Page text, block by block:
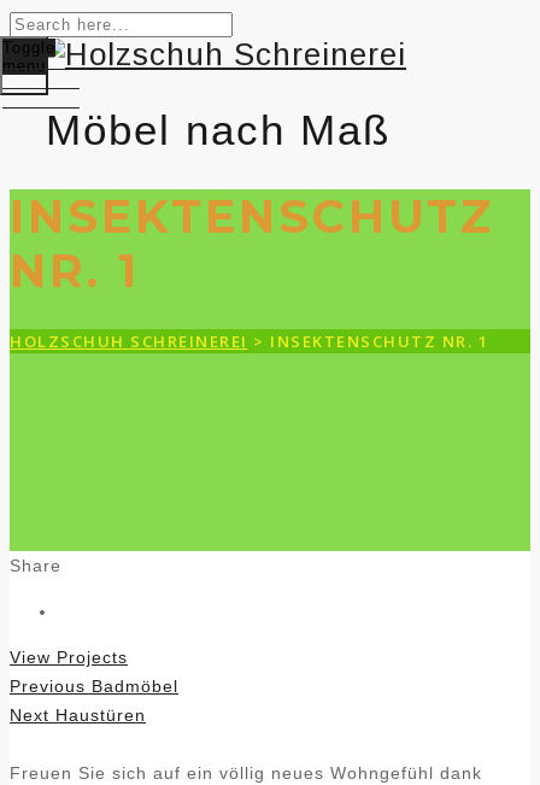
Möbel nach Maß
Toggle
menu
INSEKTENSCHUTZ
NR. 1
HOLZSCHUH SCHREINEREI > INSEKTENSCHUTZ NR. 1
Share
View Projects
Beitragsnavigation
Previous Previous
post:
Badmöbel
Next Next
Haustüren
Freuen Sie sich auf ein völlig neues Wohngefühl dank